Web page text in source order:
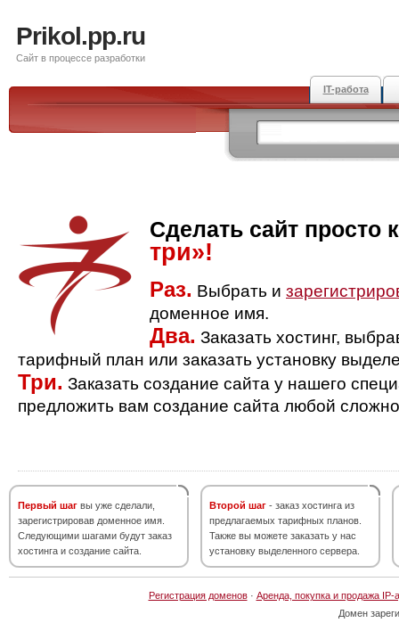
Prikol.pp.ru
Сайт в процессе разработки
IT-работа
Сделать сайт просто
три»!
Раз. Выбрать и
доменное имя.
Два. Заказать хостинг,
тарифный план или заказать установку
Три. Заказать создание сайта у нашего
предложить вам создание сайта любой
Первый шаг вы уже сделали,
зарегистрировав доменное имя.
Следующими шагами будут заказ
хостинга и создание сайта.
Второй шаг - заказ хостинга из
предлагаемых тарифных планов.
Также вы можете заказать у нас
установку выделенного сервера.
Регистрация доменов· Аренда, покупка и продажа IP-
Домен